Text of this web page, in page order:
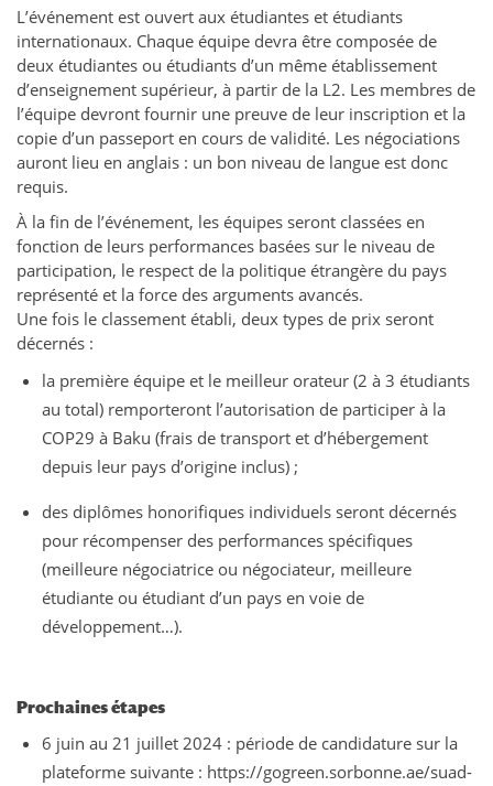
L’événement est ouvert aux étudiantes et étudiants
internationaux. Chaque équipe devra être composée de
deux étudiantes ou étudiants d’un même établissement
d’enseignement supérieur, à partir de la L2. Les membres de
l’équipe devront fournir une preuve de leur inscription et la
copie d’un passeport en cours de validité. Les négociations
auront lieu en anglais : un bon niveau de langue est donc
requis.
À la fin de l’événement, les équipes seront classées en
fonction de leurs performances basées sur le niveau de
participation, le respect de la politique étrangère du pays
représenté et la force des arguments avancés.
Une fois le classement établi, deux types de prix seront
décernés :
la première équipe et le meilleur orateur (2 à 3 étudiants
au total) remporteront l’autorisation de participer à la
COP29 à Baku (frais de transport et d’hébergement
depuis leur pays d’origine inclus) ;
des diplômes honorifiques individuels seront décernés
pour récompenser des performances spécifiques
(meilleure négociatrice ou négociateur, meilleure
étudiante ou étudiant d’un pays en voie de
développement…).
Prochaines étapes
6 juin au 21 juillet 2024 : période de candidature sur la
plateforme suivante : https://gogreen.sorbonne.ae/suad-